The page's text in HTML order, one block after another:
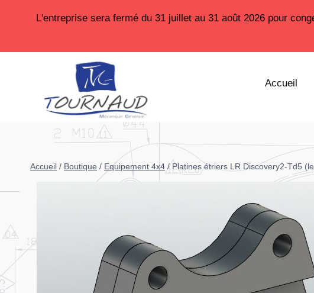
L'entreprise sera fermé du 31 juillet au 31 août 2026 pour
Accueil
Accueil / Boutique / Equipement 4x4 / Platines étriers LR Discovery2-Td5